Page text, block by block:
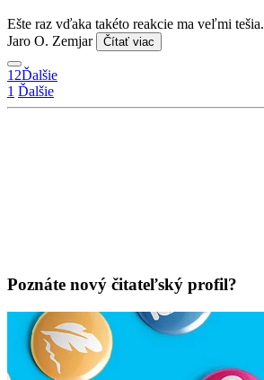
Ešte raz vďaka takéto reakcie ma veľmi tešia.
Jaro O. Zemjar
Čítať viac
1 2Ďalšie
1 Ďalšie
Poznáte nový čitateľský profil?